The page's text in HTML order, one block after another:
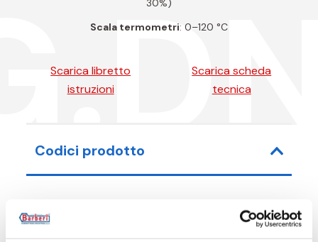
30%)
Scala termometri: 0–120 °C
Scarica libretto
istruzioni
Scarica scheda
tecnica
Codici prodotto
Codice articolo